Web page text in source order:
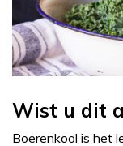
Wist u dit
Boerenkool is het